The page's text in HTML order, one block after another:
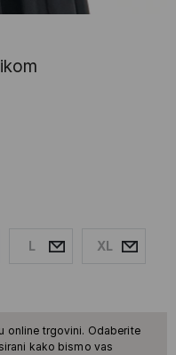
L XL
online trgovini. Odaberite
kako bismo vas